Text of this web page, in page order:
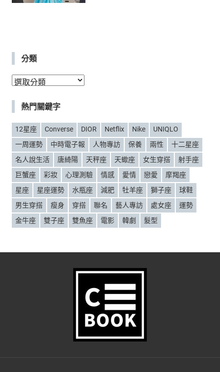
分類
分
熱門關鍵字
12星座 Converse DIOR Netflix Nike
UNIQLO
一周運勢
中時電子報 人物專訪 保養 兩性
十二星座
名人說生活
唐綺陽 天秤座 天蠍座 女生穿搭
射手座
巨蟹座
彩妝 心理測驗 情感 愛情 戀愛
摩羯座
星座
星座運勢 水瓶座 減肥 牡羊座 獅子座
球鞋
男生穿搭
瘦身 穿搭 聯名 藝人專訪 處女座
運勢
金牛座
雙子座 雙魚座 電影 韓劇 髮型